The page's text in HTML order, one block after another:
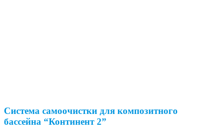
Система самоочистки для композитного
бассейна “Континент 2”